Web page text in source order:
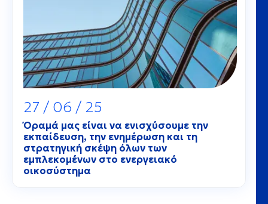
27 / 06 / 25
Όραμά μας είναι να ενισχύσουμε την
εκπαίδευση, την ενημέρωση και τη
στρατηγική σκέψη όλων των
εμπλεκομένων στο ενεργειακό
οικοσύστημα